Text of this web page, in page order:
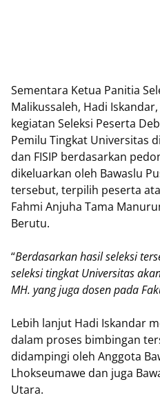
Sementara Ketua Panitia
Malikussaleh, Hadi
kegiatan Seleksi Peserta
Pemilu Tingkat Universitas
dan FISIP berdasarkan
dikeluarkan oleh Bawaslu
tersebut, terpilih peserta
Fahmi Anjuha Tama
Berutu.
“Berdasarkan hasil seleksi
seleksi tingkat Universitas
MH. yang juga dosen pada
Lebih lanjut Hadi Iskandar
dalam proses bimbingan
didampingi oleh Anggota
Lhokseumawe dan juga
Utara.